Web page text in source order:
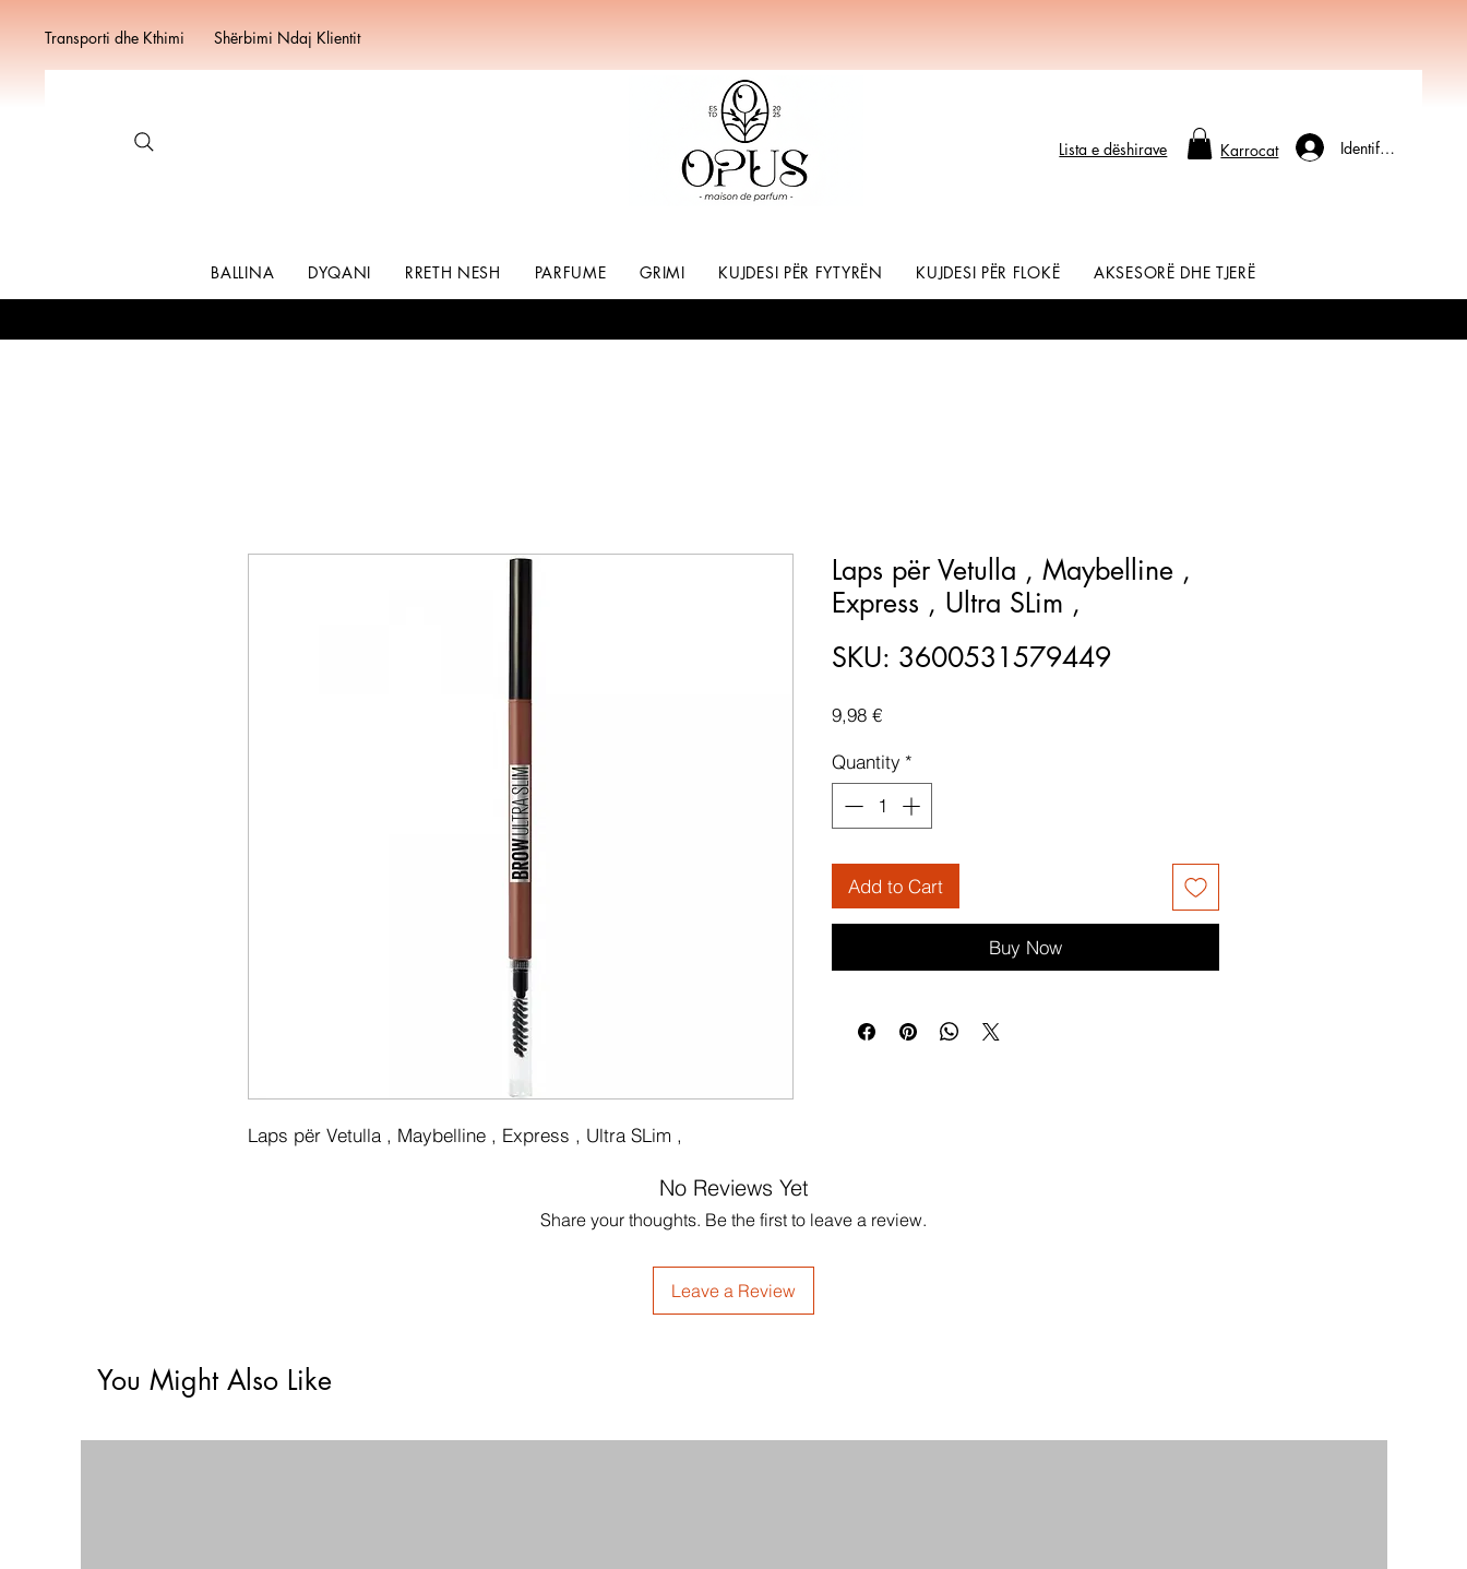
Transporti dhe Kthimi Shërbimi Ndaj Klientit
Lista e dëshirave Identifikohu
Karrocat
BALLINA DYQANI RRETH NESH PARFUME GRIMI KUJDESI PËR FYTYRËN KUJDESI PËR FLOKË AKSESORË DHE TJERË
Laps për Vetulla , Maybelline , Express , Ultra SLim ,
Laps për Vetulla , Maybelline ,
Express , Ultra SLim ,
SKU: 3600531579449
9,98 €Price
Quantity *
Add to Cart
Buy Now
No Reviews Yet
Share your thoughts. Be the first to leave a review.
Leave a Review
You Might Also Like